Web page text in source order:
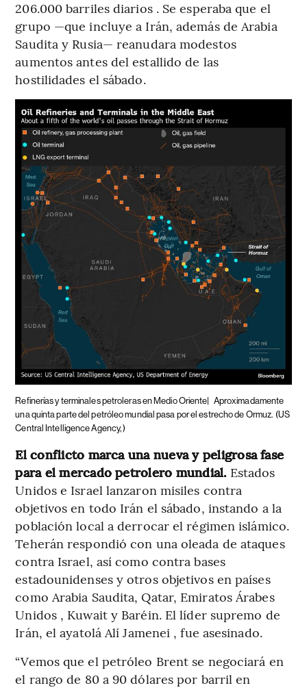
206.000 barriles diarios . Se esperaba que el
grupo —que incluye a Irán, además de Arabia
Saudita y Rusia— reanudara modestos
aumentos antes del estallido de las
hostilidades el sábado.
Refinerías y terminales petroleras en Medio Oriente|
Aproximadamente
una quinta parte del petróleo mundial pasa por el estrecho de Ormuz. (US
Central Intelligence Agency, )
El conflicto marca una nueva y peligrosa fase
para el mercado petrolero mundial. Estados
Unidos e Israel lanzaron misiles contra
objetivos en todo Irán el sábado, instando a la
población local a derrocar el régimen islámico.
Teherán respondió con una oleada de ataques
contra Israel, así como contra bases
estadounidenses y otros objetivos en países
como Arabia Saudita, Qatar, Emiratos Árabes
Unidos , Kuwait y Baréin. El líder supremo de
Irán, el ayatolá Alí Jamenei , fue asesinado.
“Vemos que el petróleo Brent se negociará en
el rango de 80 a 90 dólares por barril en